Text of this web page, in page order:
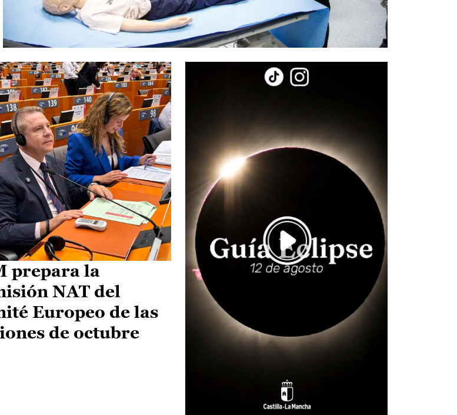
prepara la
NAT del
Europeo de las
de octubre